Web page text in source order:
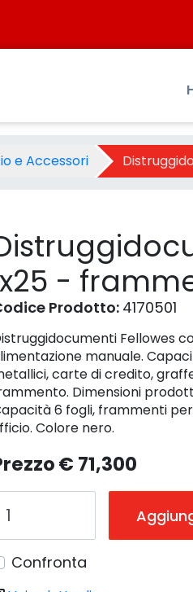
- nero -
e Accessori
-
Prodotto:4170501
Fellowes
manuale.
carte di credito,
Dimensioni
6 fogli, frammenti per
Colore nero.
€ 71,300
Confronta